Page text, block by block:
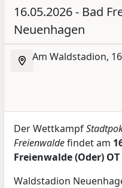
16.05.2026 - Bad
Neuenhagen
Am Waldstadion,
Der Wettkampf
Freienwaldefindet am
Freienwalde (Oder)
Waldstadion